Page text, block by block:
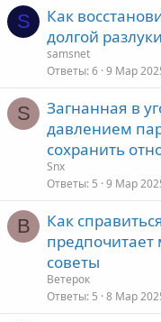
S
Как
долгой
samsnet
Ответы 6 9 Мар
S
Загнанная в
давлением
сохранить
Snx
Ответы 5 9 Мар
В
Как
советы
Ветерок
Ответы 5 8 Мар